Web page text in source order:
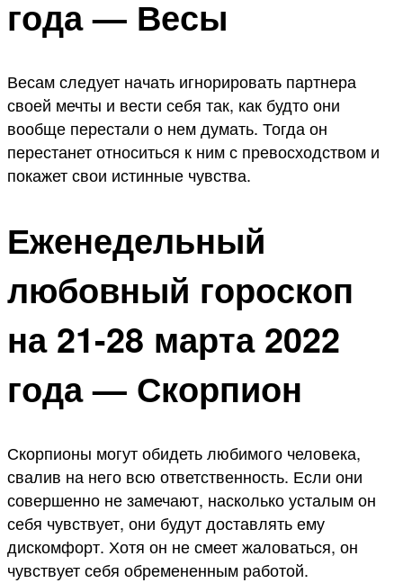
года — Весы
Весам следует начать игнорировать партнера
своей мечты и вести себя так, как будто они
вообще перестали о нем думать. Тогда он
перестанет относиться к ним с превосходством и
покажет свои истинные чувства.
Еженедельный
любовный гороскоп
на 21-28 марта 2022
года — Скорпион
Скорпионы могут обидеть любимого человека,
свалив на него всю ответственность. Если они
совершенно не замечают, насколько усталым он
себя чувствует, они будут доставлять ему
дискомфорт. Хотя он не смеет жаловаться, он
чувствует себя обремененным работой.